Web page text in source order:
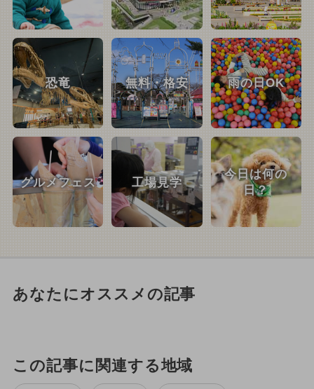
恐竜 無料・格安 雨の日OK
グルメフェス 工場見学
今日は何の
日？
あなたにオススメの記事
この記事に関連する地域